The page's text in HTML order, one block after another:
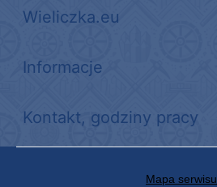
Wieliczka.eu
Informacje
Kontakt, godziny pracy
Mapa serwisu